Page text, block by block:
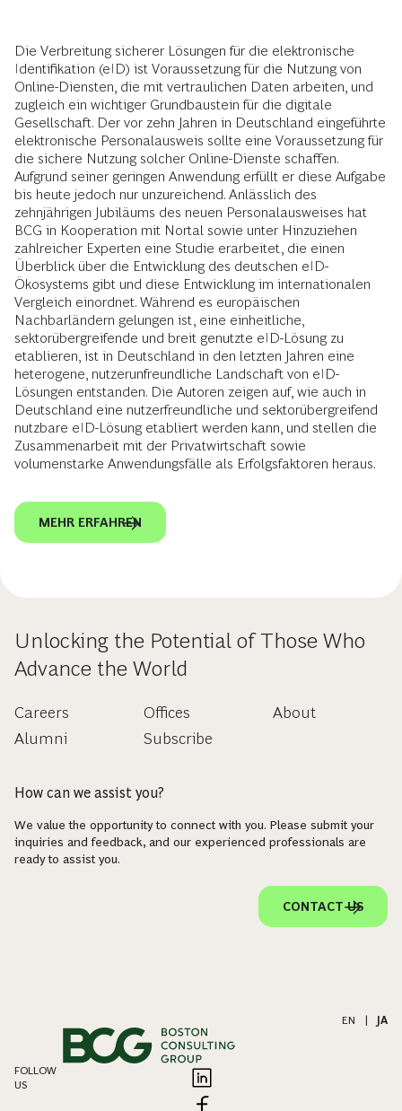
Die Verbreitung sicherer Lösungen für die elektronische
Identifikation (eID) ist Voraussetzung für die Nutzung von
Online-Diensten, die mit vertraulichen Daten arbeiten, und
zugleich ein wichtiger Grundbaustein für die digitale
Gesellschaft. Der vor zehn Jahren in Deutschland eingeführte
elektronische Personalausweis sollte eine Voraussetzung für
die sichere Nutzung solcher Online-Dienste schaffen.
Aufgrund seiner geringen Anwendung erfüllt er diese Aufgabe
bis heute jedoch nur unzureichend. Anlässlich des
zehnjährigen Jubiläums des neuen Personalausweises hat
BCG in Kooperation mit Nortal sowie unter Hinzuziehen
zahlreicher Experten eine Studie erarbeitet, die einen
Überblick über die Entwicklung des deutschen eID-
Ökosystems gibt und diese Entwicklung im internationalen
Vergleich einordnet. Während es europäischen
Nachbarländern gelungen ist, eine einheitliche,
sektorübergreifende und breit genutzte eID-Lösung zu
etablieren, ist in Deutschland in den letzten Jahren eine
heterogene, nutzerunfreundliche Landschaft von eID-
Lösungen entstanden. Die Autoren zeigen auf, wie auch in
Deutschland eine nutzerfreundliche und sektorübergreifend
nutzbare eID-Lösung etabliert werden kann, und stellen die
Zusammenarbeit mit der Privatwirtschaft sowie
volumenstarke Anwendungsfälle als Erfolgsfaktoren heraus.
MEHR ERFAHREN
Unlocking the Potential of Those Who
Advance the World
Careers
Alumni
Offices
Subscribe
About
How can we assist you?
We value the opportunity to connect with you. Please submit your
inquiries and feedback, and our experienced professionals are
ready to assist you.
CONTACT US
EN JA
FOLLOW
US